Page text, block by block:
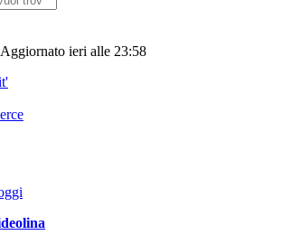
Aggiornato ieri alle 23:58